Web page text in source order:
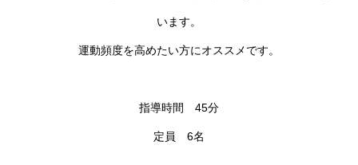
います。
運動頻度を高めたい方にオススメです。
指導時間 45分
定員 6名